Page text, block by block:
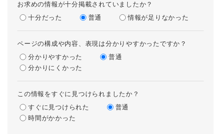
お求めの情報が十分掲載されていましたか？
十分だった
普通 情報が足りなかった
ページの構成や内容、表現は分かりやすかったですか？
分かりやすかった
普通
分かりにくかった
この情報をすぐに見つけられましたか？
すぐに見つけられた
普通
時間がかかった